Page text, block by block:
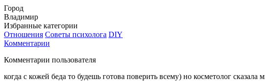
Город
Владимир
Избранные категории
Отношения Советы психолога DIY
Комментарии
Комментарии пользователя
когда с кожей беда то будешь готова поверить всему) но косметолог